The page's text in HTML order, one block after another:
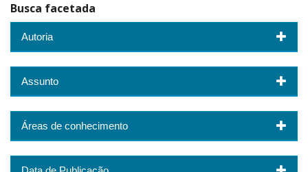
Busca facetada
Autoria
Assunto
Áreas de conhecimento